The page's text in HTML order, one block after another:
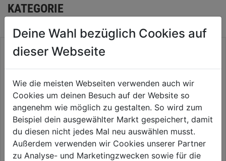
KATEGORIE
Stichsägeblatt-Set sortiert für
Säbelsägeblatt Tri-Metall
Länge 250/230 mm, 1 Pkg = 2
St
0.0 (0)
0.0
von
Sternen.
16,59€
Deine Wahl bezüglich Cookies auf
dieser Webseite
Wie die meisten Webseiten verwenden auch wir
Cookies um deinen Besuch auf der Website so
angenehm wie möglich zu gestalten. So wird zum
Beispiel dein ausgewählter Markt gespeichert, damit
du diesen nicht jedes Mal neu auswählen musst.
Außerdem verwenden wir Cookies unserer Partner
zu Analyse- und Marketingzwecken sowie für die